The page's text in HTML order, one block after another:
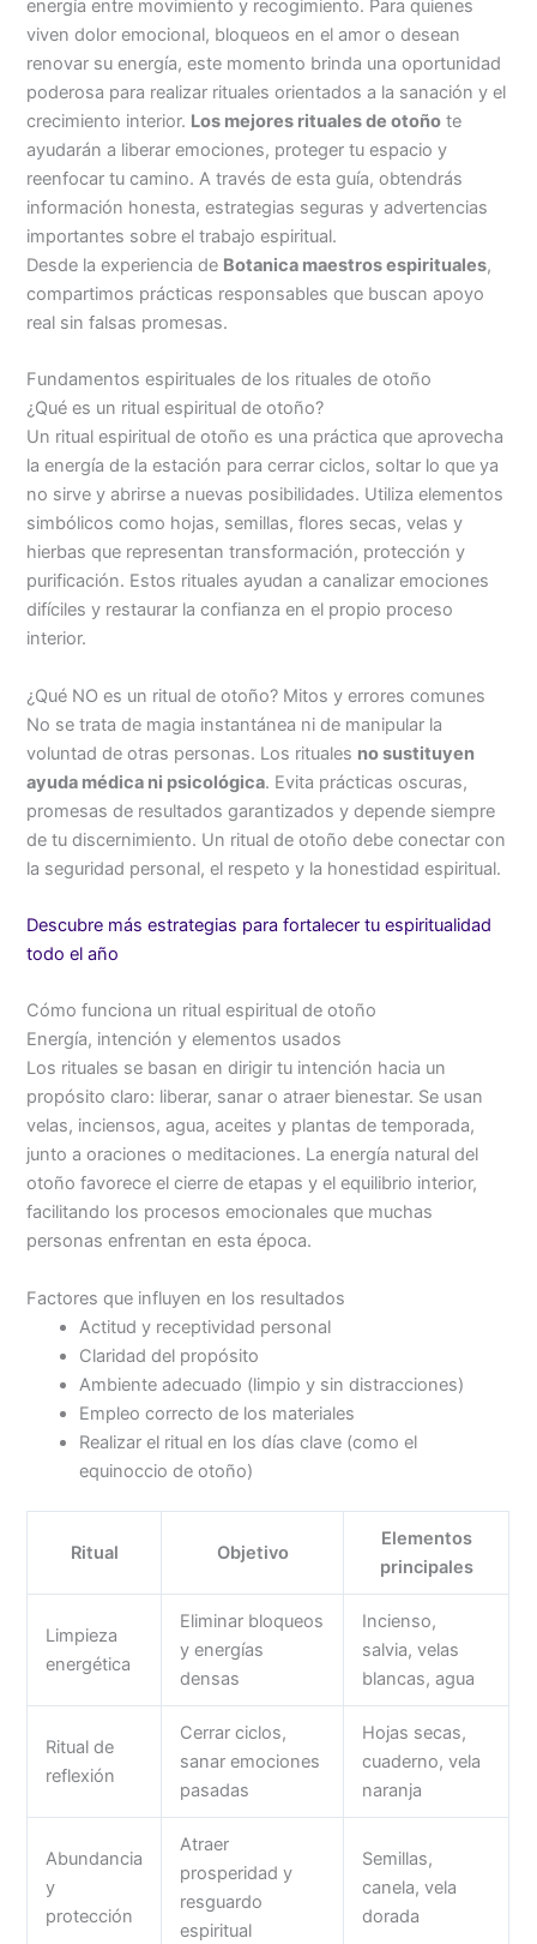
energía entre movimiento y recogimiento. Para quienes
viven dolor emocional, bloqueos en el amor o desean
renovar su energía, este momento brinda una oportunidad
poderosa para realizar rituales orientados a la sanación y el
crecimiento interior. Los mejores rituales de otoño te
ayudarán a liberar emociones, proteger tu espacio y
reenfocar tu camino. A través de esta guía, obtendrás
información honesta, estrategias seguras y advertencias
importantes sobre el trabajo espiritual.
Desde la experiencia de Botanica maestros espirituales,
compartimos prácticas responsables que buscan apoyo
real sin falsas promesas.
Fundamentos espirituales de los rituales de otoño
¿Qué es un ritual espiritual de otoño?
Un ritual espiritual de otoño es una práctica que aprovecha
la energía de la estación para cerrar ciclos, soltar lo que ya
no sirve y abrirse a nuevas posibilidades. Utiliza elementos
simbólicos como hojas, semillas, flores secas, velas y
hierbas que representan transformación, protección y
purificación. Estos rituales ayudan a canalizar emociones
difíciles y restaurar la confianza en el propio proceso
interior.
¿Qué NO es un ritual de otoño? Mitos y errores comunes
No se trata de magia instantánea ni de manipular la
voluntad de otras personas. Los rituales no sustituyen
ayuda médica ni psicológica. Evita prácticas oscuras,
promesas de resultados garantizados y depende siempre
de tu discernimiento. Un ritual de otoño debe conectar con
la seguridad personal, el respeto y la honestidad espiritual.
Descubre más estrategias para fortalecer tu espiritualidad
todo el año
Cómo funciona un ritual espiritual de otoño
Energía, intención y elementos usados
Los rituales se basan en dirigir tu intención hacia un
propósito claro: liberar, sanar o atraer bienestar. Se usan
velas, inciensos, agua, aceites y plantas de temporada,
junto a oraciones o meditaciones. La energía natural del
otoño favorece el cierre de etapas y el equilibrio interior,
facilitando los procesos emocionales que muchas
personas enfrentan en esta época.
Factores que influyen en los resultados
Actitud y receptividad personal
Claridad del propósito
Ambiente adecuado (limpio y sin distracciones)
Empleo correcto de los materiales
Realizar el ritual en los días clave (como el
equinoccio de otoño)
Ritual Objetivo
Elementos
principales
Limpieza
energética
Eliminar bloqueos
y energías
densas
Incienso,
salvia, velas
blancas, agua
Ritual de
reflexión
Cerrar ciclos,
sanar emociones
pasadas
Hojas secas,
cuaderno, vela
naranja
Abundancia
y
protección
Atraer
prosperidad y
resguardo
espiritual
Semillas,
canela, vela
dorada